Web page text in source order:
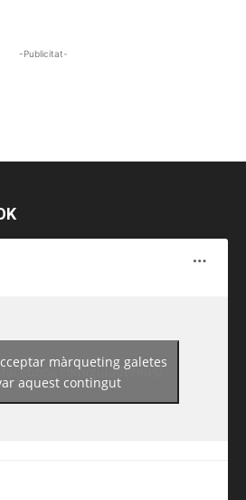
-Publicitat-
guiadereus/
màrqueting galetes
aquest contingut